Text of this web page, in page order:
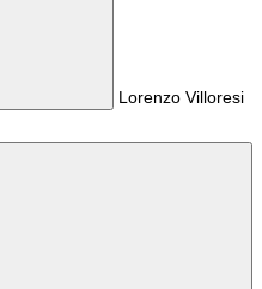
Lorenzo Villoresi